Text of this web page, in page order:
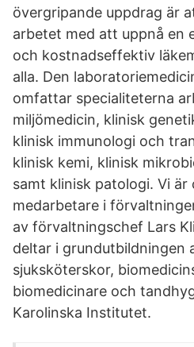
övergripande uppdrag är
arbetet med att uppnå en
och kostnadseffektiv
alla. Den
omfattar specialiteterna
miljömedicin, klinisk
klinisk immunologi och
klinisk kemi, klinisk
samt klinisk patologi. Vi är
medarbetare i
av förvaltningschef Lars
deltar i grundutbildningen
sjuksköterskor,
biomedicinare och
Karolinska Institutet.